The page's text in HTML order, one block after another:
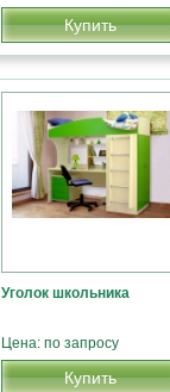
Купить
Уголок школьника
Цена: по запросу
Купить